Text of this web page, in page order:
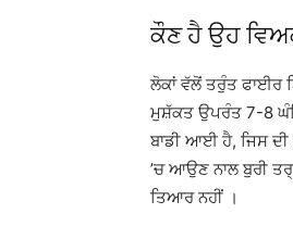
ਕੌਣ ਹੈ ਉਹ
ਲੋਕਾਂ ਵੱਲੋਂ ਤਰੁੰਤ ਫਾਈਰ
ਮੁਸ਼ੱਕਤ ਉਪਰੰਤ 7-8
ਬਾਡੀ ਆਈ ਹੈ, ਜਿਸ
’ਚ ਆਉਣ ਨਾਲ ਬੁਰੀ
ਤਿਆਰ ਨਹੀਂ ।